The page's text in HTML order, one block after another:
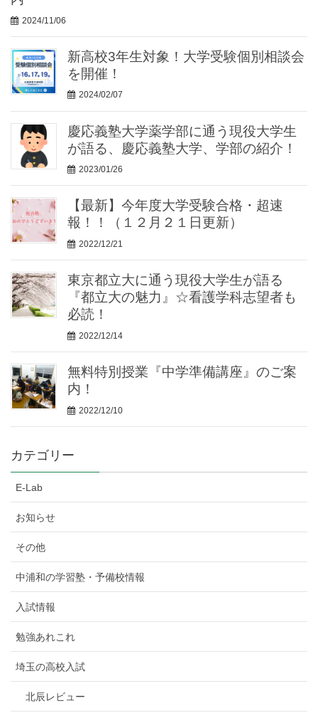
2024/11/06
新高校3年生対象！大学受験個別相談会
を開催！
2024/02/07
慶応義塾大学薬学部に通う現役大学生
が語る、慶応義塾大学、学部の紹介！
2023/01/26
【最新】今年度大学受験合格・超速
報！！（１２月２１日更新）
2022/12/21
東京都立大に通う現役大学生が語る
『都立大の魅力』☆看護学科志望者も
必読！
2022/12/14
無料特別授業『中学準備講座』のご案
内！
2022/12/10
カテゴリー
E-Lab
お知らせ
その他
中浦和の学習塾・予備校情報
入試情報
勉強あれこれ
埼玉の高校入試
北辰レビュー